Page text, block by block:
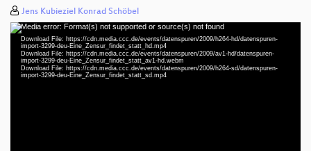
Jens Kubieziel Konrad Schöbel
Video
Player
Media error: Format(s) not supported or source(s) not found
Download File: https://cdn.media.ccc.de/events/datenspuren/2009/h264-hd/datenspuren-
import-3299-deu-Eine_Zensur_findet_statt_hd.mp4
Download File: https://cdn.media.ccc.de/events/datenspuren/2009/av1-hd/datenspuren-
import-3299-deu-Eine_Zensur_findet_statt_av1-hd.webm
Download File: https://cdn.media.ccc.de/events/datenspuren/2009/h264-sd/datenspuren-
import-3299-deu-Eine_Zensur_findet_statt_sd.mp4